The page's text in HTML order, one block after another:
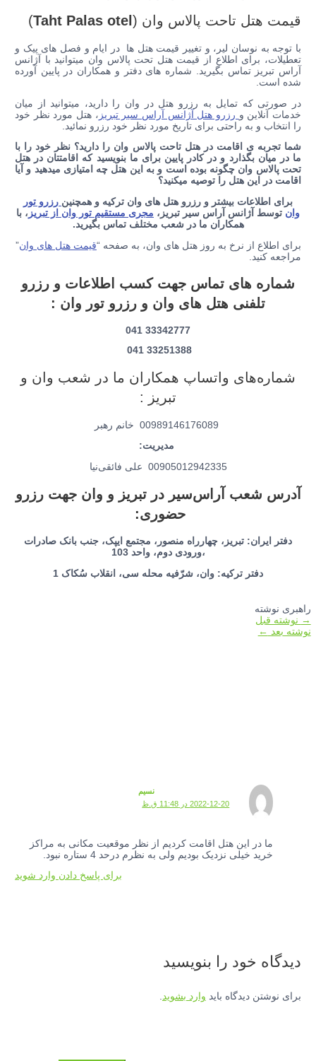
قیمت هتل تاحت پالاس وان ( Taht Palas otel
)
با توجه به نوسان لیر، و تغییر قیمت هتل ها در ایام و فصل های پیک و
تعطیلات، برای اطلاع از قیمت هتل تحت پالاس وان میتوانید با آژانس
آراس تبریز تماس بگیرید. شماره های دفتر و همکاران در پایین آورده
شده است.
در صورتی که تمایل به رزرو هتل در وان را دارید، میتوانید از میان
خدمات آنلاین و رزرو هتل آژانس آراس سیر تبریز ، هتل مورد نظر خود
را انتخاب و به راحتی برای تاریخ مورد نظر خود رزرو نمائید.
شما تجربه ی اقامت در هتل تاحت پالاس وان را دارید؟ نظر خود را با
ما در میان بگذارد و در کادر پایین برای ما بنویسید که اقامتتان در هتل
تحت پالاس وان چگونه بوده است و به این هتل چه امتیازی میدهید و آیا
اقامت در این هتل را توصیه میکنید؟
برای اطلاعات بیشتر و رزرو هتل های وان ترکیه و همچنین رزرو تور
وان توسط آژانس آراس سیر تبریز، مجری مستقیم تور وان از تبریز ، با
همکاران ما در شعب مختلف تماس بگیرید.
برای اطلاع از نرخ به روز هتل های وان، به صفحه “قیمت هتل های وان”
مراجعه کنید.
شماره های تماس جهت کسب اطلاعات و رزرو
تلفنی هتل های وان و رزرو تور وان :
33342777 041
33251388 041
شماره‌های واتساپ همکاران ما در شعب وان و
تبریز :
مدیریت:
00905012942335 علی فائقی‌نیا
آدرس شعب آراس‌سیر در تبریز و وان جهت رزرو
حضوری:
دفتر ایران: تبریز، چهارراه منصور، مجتمع ایپک، جنب بانک صادرات
،ورودی دوم، واحد 103
دفتر ترکیه: وان، شرّفیه محله سی، انقلاب سُکاک 1
راهبری نوشته
→ نوشته قبل
نوشته بعد ←
نسیم
2022-12-20 در 11:48 ق.ظ
ما در این هتل اقامت کردیم از نظر موقعیت مکانی به مراکز
خرید خیلی نزدیک بودیم ولی به نظرم درحد 4 ستاره نبود.
برای پاسخ دادن وارد شوید
دیدگاه‌ خود را بنویسید
برای نوشتن دیدگاه باید وارد بشوید.